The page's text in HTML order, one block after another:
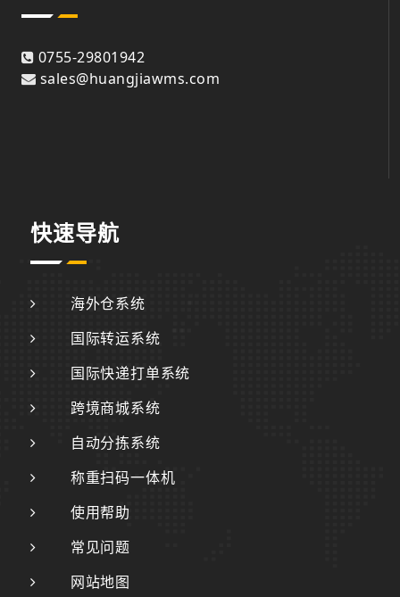
0755-29801942
sales@huangjiawms.com
快速导航
海外仓系统
国际转运系统
国际快递打单系统
跨境商城系统
自动分拣系统
称重扫码一体机
使用帮助
常见问题
网站地图